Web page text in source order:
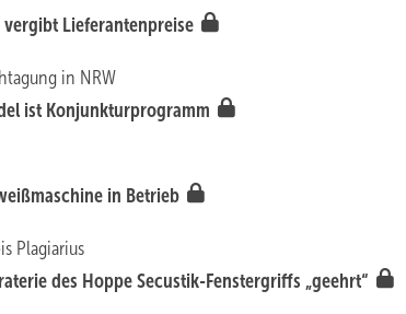
vergibt Lieferantenpreise
in NRW
ist Konjunkturprogramm
in Betrieb
Plagiarius
des Hoppe Secustik-Fenstergriffs „geehrt“